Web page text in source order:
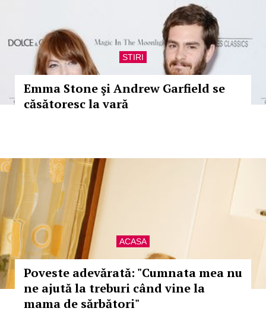
STIRI
Emma Stone şi Andrew Garfield se
căsătoresc la vară
ACASA
Poveste adevărată: "Cumnata mea nu
ne ajută la treburi când vine la
mama de sărbători"